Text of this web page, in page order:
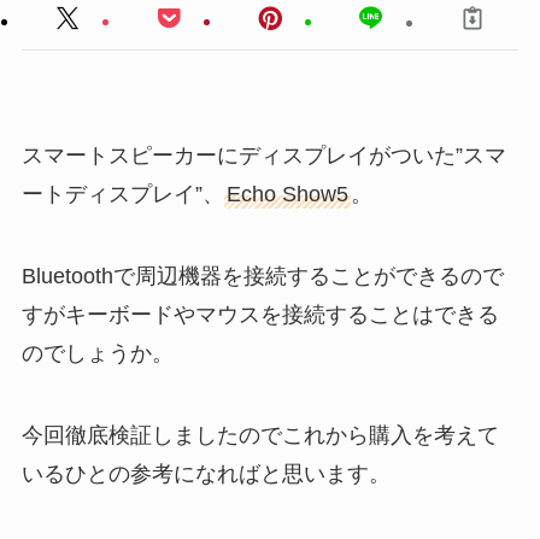
スマートスピーカーにディスプレイがついた”スマ
ートディスプレイ”、 Echo Show5。
Bluetoothで周辺機器を接続することができるので
すがキーボードやマウスを接続することはできる
のでしょうか。
今回徹底検証しましたのでこれから購入を考えて
いるひとの参考になればと思います。